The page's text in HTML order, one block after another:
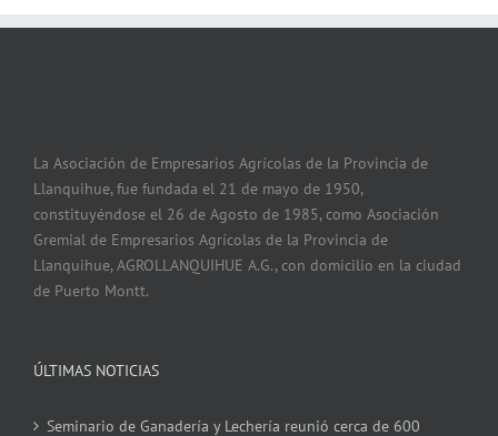
La Asociación de Empresarios Agrícolas de la Provincia de
Llanquihue, fue fundada el 21 de mayo de 1950,
constituyéndose el 26 de Agosto de 1985, como Asociación
Gremial de Empresarios Agrícolas de la Provincia de
Llanquihue, AGROLLANQUIHUE A.G., con domicilio en la ciudad
de Puerto Montt.
ÚLTIMAS NOTICIAS
Seminario de Ganadería y Lechería reunió cerca de 600